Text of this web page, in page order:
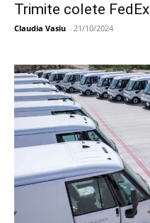
Trimite colete FedEx
Claudia Vasiu - 21/10/2024